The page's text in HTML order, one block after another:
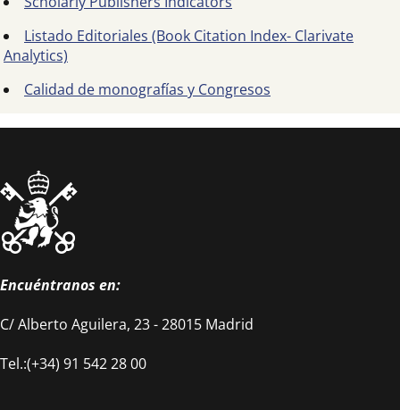
Listado Editoriales (Book Citation Index- Clarivate
Analytics)
Calidad de monografías y Congresos
Encuéntranos en:
C/ Alberto Aguilera, 23 - 28015 Madrid
Tel.:(+34) 91 542 28 00